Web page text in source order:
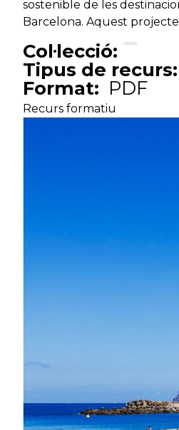
sostenible de les
Barcelona. Aquest
Col·lecció:
Tipus de recurs:
Format: PDF
Recurs formatiu